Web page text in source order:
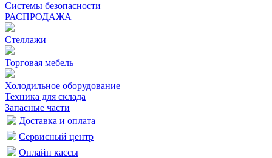
Системы безопасности
РАСПРОДАЖА
Стеллажи
Торговая мебель
Холодильное оборудование
Техника для склада
Запасные части
Доставка и оплата
Сервисный центр
Онлайн кассы